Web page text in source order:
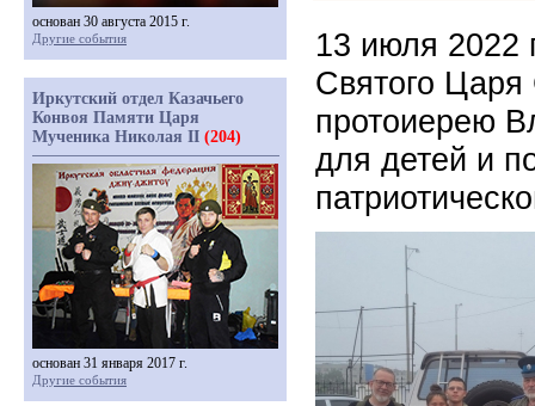
13 июля 2022
Святого Царя
протоиерею
для детей и
основан 30 августа 2015 г.
Другие события
Иркутский отдел Казачьего
Конвоя Памяти Царя
Мученика Николая II (204)
основан 31 января 2017 г.
Другие события